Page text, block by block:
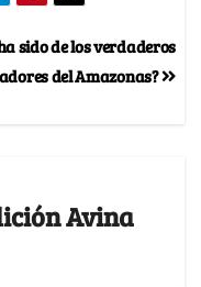
sido de los verdaderos
del Amazonas?
Avina